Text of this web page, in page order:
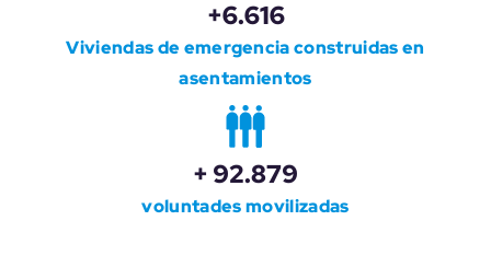
+6.616
Viviendas de emergencia construidas en
asentamientos
+ 92.879
voluntades movilizadas